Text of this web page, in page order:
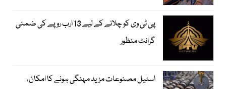
پی ٹی وی کو چلانے کے لیے 13 ارب روپے کی ضمنی
گرانٹ منظور
اسٹیل مصنوعات مزید مہنگی ہونے کا امکان،